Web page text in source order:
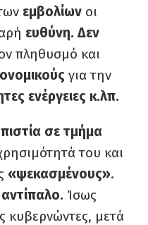
εμβολίων οι
ευθύνη. Δεν
πληθυσμό και
για την
ενέργειες κ.λπ.
σε τμήμα
του και
«ψεκασμένους».
Ίσως
κυβερνώντες, μετά